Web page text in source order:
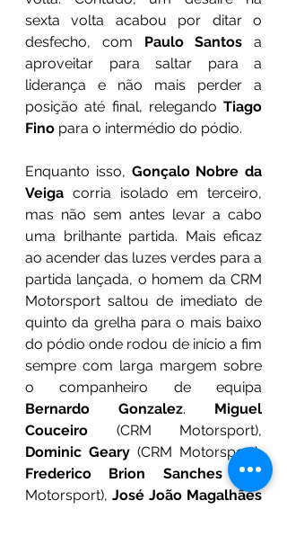
sexta volta acabou por ditar o
desfecho, com Paulo Santos a
aproveitar para saltar para a
liderança e não mais perder a
posição até final, relegando Tiago
Fino para o intermédio do pódio.
Enquanto isso, Gonçalo Nobre da
Veiga corria isolado em terceiro,
mas não sem antes levar a cabo
uma brilhante partida. Mais eficaz
ao acender das luzes verdes para a
partida lançada, o homem da CRM
Motorsport saltou de imediato de
quinto da grelha para o mais baixo
do pódio onde rodou de início a fim
sempre com larga margem sobre
Bernardo Gonzalez. Miguel
Couceiro
Dominic Geary
(CRM Motorsport),
Frederico Brion Sanches (BS
Motorsport), José João Magalhães